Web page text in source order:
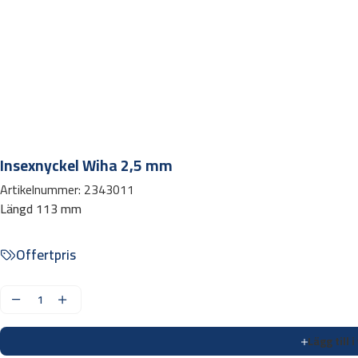
Insexnyckel Wiha 2,5 mm
Artikelnummer: 2343011
Längd 113 mm
Offertpris
n
s
Lägg till